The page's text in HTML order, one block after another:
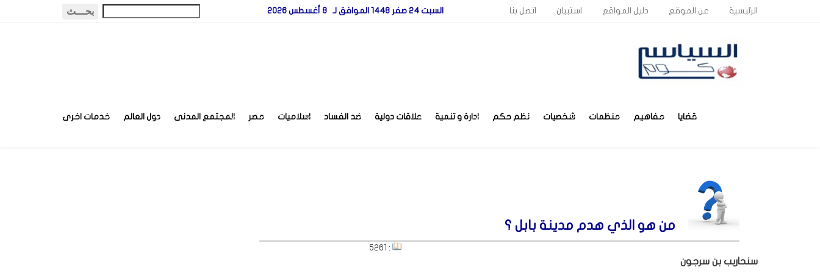
الرئيسية عن الموقع دليل المواقع استبيان اتصل بنا السبت 24 صفر 1448 الموافق لـ 8 أغسطس 2026
قضايا مفاهيم منظمات شخصيات نظم حكم ادارة و تنمية علاقات دولية ضد الفساد اسلاميات مصر المجتمع المدنى دول العالم خدمات اخرى
من هو الذي هدم مدينة بابل ؟
: 5261
سنحاريب بن سرجون